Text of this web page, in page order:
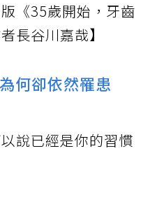
《35歲開始，牙齒
長谷川嘉哉】
何卻依然罹患
說已經是你的習慣